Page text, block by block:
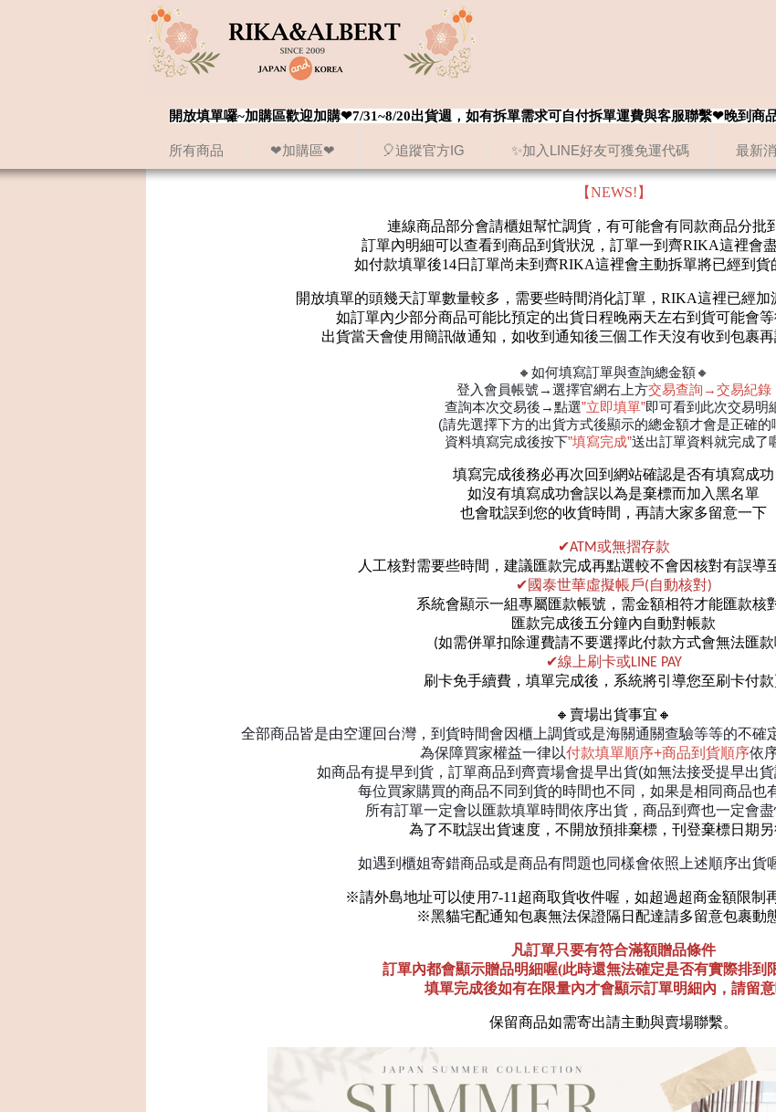
所有商品 ❤加購區❤ 🎈追蹤官方IG ✨加入LINE好友可獲免運代碼 最新
開放填單囉~加購區歡迎加購❤7/31~8/20出貨週，如有拆單需求可自付拆單運費與客服聯繫❤晚到商